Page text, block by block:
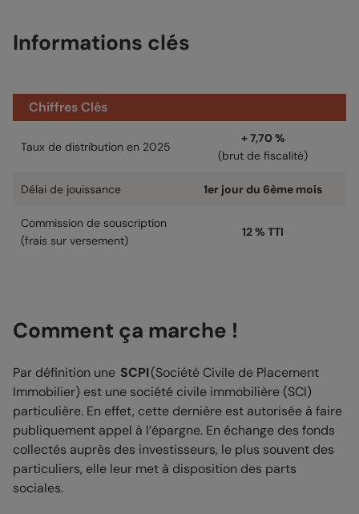
Informations clés
Chiffres Clés
Taux de distribution en 2025
+ 7,70 %
(brut de fiscalité)
Délai de jouissance 1er jour du 6ème mois
Commission de souscription
(frais sur versement)
12 % TTI
Comment ça marche !
Par définition une SCPI(Société Civile de Placement
Immobilier) est une société civile immobilière (SCI)
particulière. En effet, cette dernière est autorisée à faire
publiquement appel à l’épargne. En échange des fonds
collectés auprès des investisseurs, le plus souvent des
particuliers, elle leur met à disposition des parts
sociales.